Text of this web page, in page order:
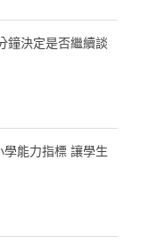
鐘決定是否繼續談
能力指標 讓學生